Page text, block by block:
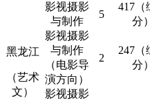
黑龙江
（艺术
文）
影视摄影
与制作
5
417（
分）
影视摄影
与制作
（电影导
演方向）
2
247（
分）
影视摄影